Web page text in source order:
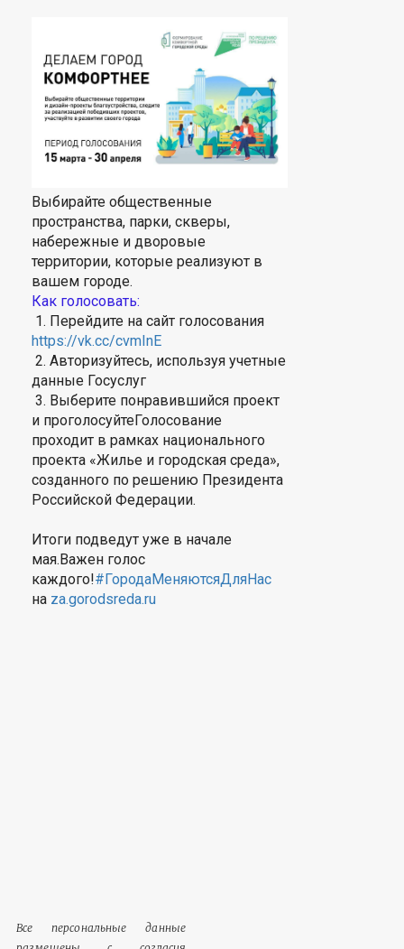
Выбирайте общественные
пространства, парки, скверы,
набережные и дворовые
территории, которые реализуют в
вашем городе.
Как голосовать:
1. Перейдите на сайт голосования
https://vk.cc/cvmInE
2. Авторизуйтесь, используя учетные
данные Госуслуг
3. Выберите понравившийся проект
и проголосуйтеГолосование
проходит в рамках национального
проекта «Жилье и городская среда»,
созданного по решению Президента
Российской Федерации.
Итоги подведут уже в начале
мая.Важен голос
каждого!#ГородаМеняютсяДляНас
на za.gorodsreda.ru
Все персональные данные